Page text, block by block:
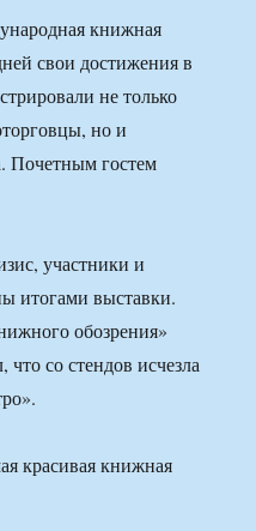
книжная
свои достижения в
не только
но и
Почетным гостем
участники и
итогами выставки.
обозрения»
со стендов исчезла